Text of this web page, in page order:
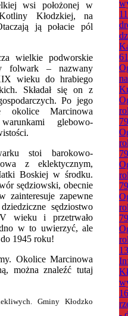
wsi położonej w
Kłodzkiej, na
ją połacie pól
wielkie podworskie
folwark – nazwany
wieku do hrabiego
Składał się on z
Po jego
okolice Marcinowa
glebowo-
stoi barokowo-
z eklektycznym,
Boskiej w środku.
sędziowski, obecnie
zainteresuje zapewne
sędziostwo
wieku i przetrwało
w to uwierzyć, ale
1945 roku!
Okolice Marcinowa
można znaleźć tutaj
Gminy Kłodzko